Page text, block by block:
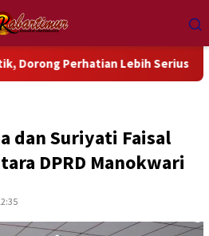
Lebih Serius Terhadap Isu
dan Suriyati Faisal
DPRD Manokwari